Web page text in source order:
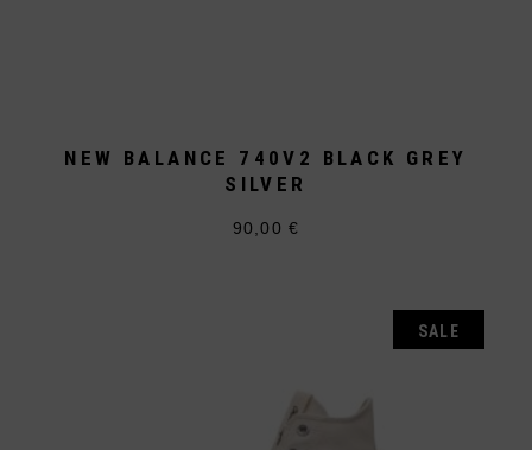
NEW BALANCE 740V2 BLACK GREY
SILVER
90,00 €
Dieses
auf
der
SALE